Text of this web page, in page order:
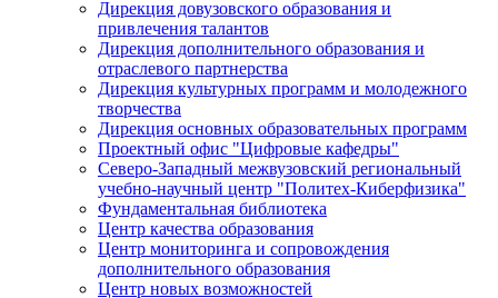
Дирекция довузовского образования и
привлечения талантов
Дирекция дополнительного образования и
отраслевого партнерства
Дирекция культурных программ и молодежного
творчества
Дирекция основных образовательных программ
Проектный офис "Цифровые кафедры"
Северо-Западный межвузовский региональный
учебно-научный центр "Политех-Киберфизика"
Фундаментальная библиотека
Центр качества образования
Центр мониторинга и сопровождения
дополнительного образования
Центр новых возможностей